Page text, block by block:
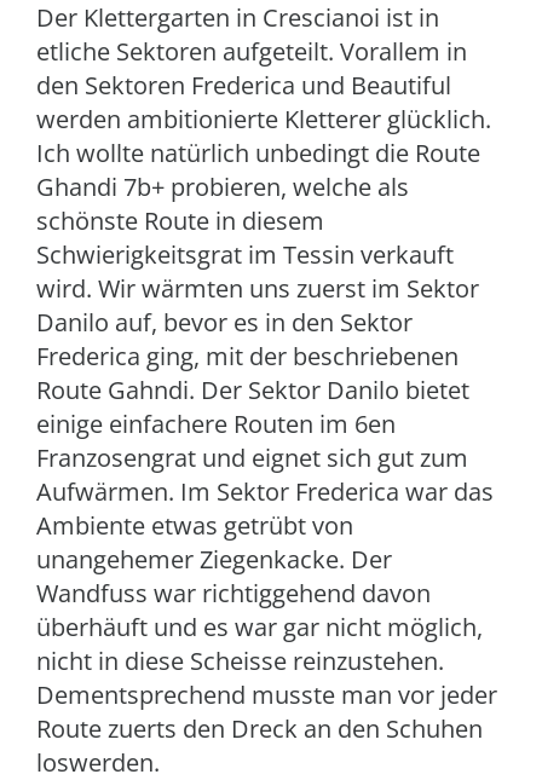
Der Klettergarten in Crescianoi ist in
etliche Sektoren aufgeteilt. Vorallem in
den Sektoren Frederica und Beautiful
werden ambitionierte Kletterer glücklich.
Ich wollte natürlich unbedingt die Route
Ghandi 7b+ probieren, welche als
schönste Route in diesem
Schwierigkeitsgrat im Tessin verkauft
wird. Wir wärmten uns zuerst im Sektor
Danilo auf, bevor es in den Sektor
Frederica ging, mit der beschriebenen
Route Gahndi. Der Sektor Danilo bietet
einige einfachere Routen im 6en
Franzosengrat und eignet sich gut zum
Aufwärmen. Im Sektor Frederica war das
Ambiente etwas getrübt von
unangehemer Ziegenkacke. Der
Wandfuss war richtiggehend davon
überhäuft und es war gar nicht möglich,
nicht in diese Scheisse reinzustehen.
Dementsprechend musste man vor jeder
Route zuerts den Dreck an den Schuhen
loswerden.